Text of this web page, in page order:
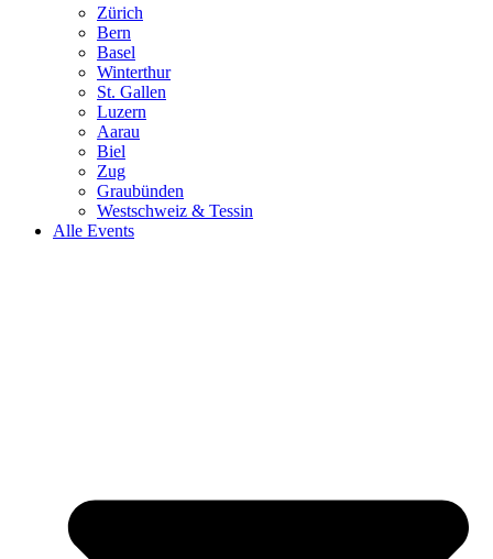
Zürich
Bern
Basel
Winterthur
St. Gallen
Luzern
Aarau
Biel
Zug
Graubünden
Westschweiz & Tessin
Alle Events